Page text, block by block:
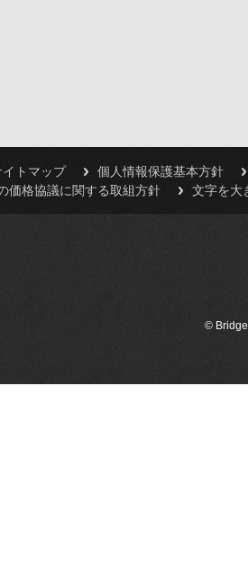
イトマップ
個人情報保護基本方針
価格協議に関する取組方針
文字を大
©